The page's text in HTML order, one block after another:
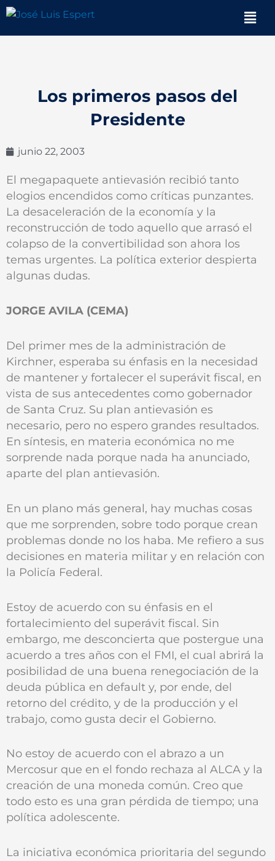
contenido
Los primeros pasos del
Presidente
junio 22, 2003
El megapaquete antievasión recibió tanto
elogios encendidos como críticas punzantes.
La desaceleración de la economía y la
reconstrucción de todo aquello que arrasó el
colapso de la convertibilidad son ahora los
temas urgentes. La política exterior despierta
algunas dudas.
JORGE AVILA (CEMA)
Del primer mes de la administración de
Kirchner, esperaba su énfasis en la necesidad
de mantener y fortalecer el superávit fiscal, en
vista de sus antecedentes como gobernador
de Santa Cruz. Su plan antievasión es
necesario, pero no espero grandes resultados.
En síntesis, en materia económica no me
sorprende nada porque nada ha anunciado,
aparte del plan antievasión.
En un plano más general, hay muchas cosas
que me sorprenden, sobre todo porque crean
problemas donde no los haba. Me refiero a sus
decisiones en materia militar y en relación con
la Policía Federal.
Estoy de acuerdo con su énfasis en el
fortalecimiento del superávit fiscal. Sin
embargo, me desconcierta que postergue una
acuerdo a tres años con el FMI, el cual abrirá la
posibilidad de una buena renegociación de la
deuda pública en default y, por ende, del
retorno del crédito, y de la producción y el
trabajo, como gusta decir el Gobierno.
No estoy de acuerdo con el abrazo a un
Mercosur que en el fondo rechaza al ALCA y la
creación de una moneda común. Creo que
todo esto es una gran pérdida de tiempo; una
política adolescente.
La iniciativa económica prioritaria del segundo